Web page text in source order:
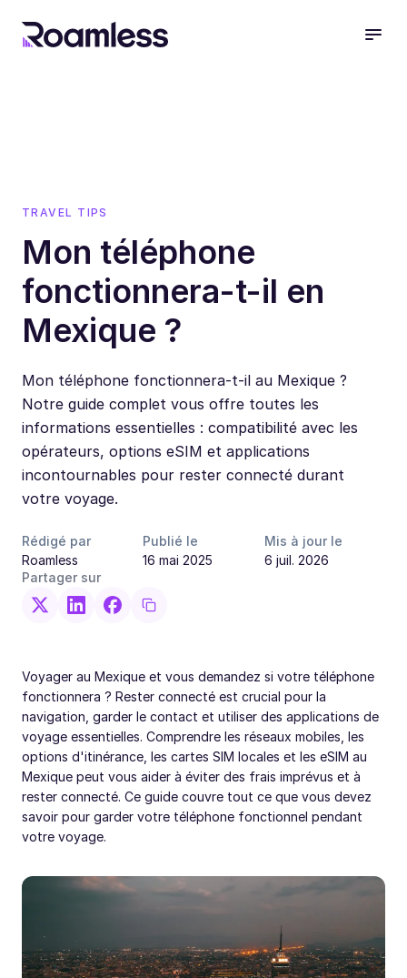
TRAVEL TIPS
Mon téléphone
fonctionnera-t-il en
Mexique ?
Mon téléphone fonctionnera-t-il au Mexique ?
Notre guide complet vous offre toutes les
informations essentielles : compatibilité avec les
opérateurs, options eSIM et applications
incontournables pour rester connecté durant
votre voyage.
Rédigé par
Roamless
Publié le
16 mai 2025
Mis à jour le
6 juil. 2026
Partager sur
Voyager au Mexique et vous demandez si votre téléphone
fonctionnera ? Rester connecté est crucial pour la
navigation, garder le contact et utiliser des applications de
voyage essentielles. Comprendre les réseaux mobiles, les
options d'itinérance, les cartes SIM locales et les eSIM au
Mexique peut vous aider à éviter des frais imprévus et à
rester connecté. Ce guide couvre tout ce que vous devez
savoir pour garder votre téléphone fonctionnel pendant
votre voyage.